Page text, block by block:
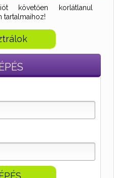
követően korlátlanul
tartalmaihoz!